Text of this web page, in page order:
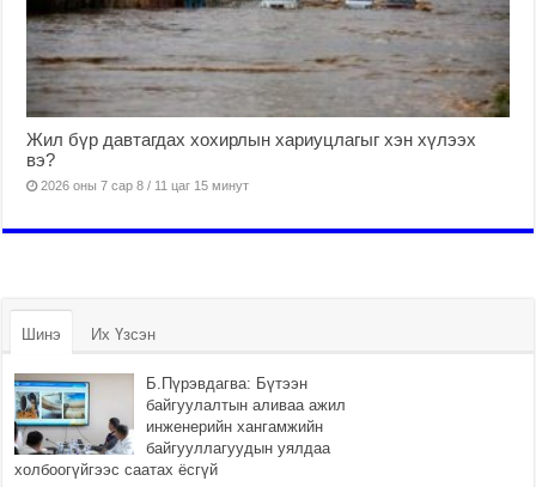
Жил бүр давтагдах хохирлын хариуцлагыг хэн хүлээх
вэ?
2026 оны 7 сар 8 / 11 цаг 15 минут
Шинэ Их Үзсэн
Б.Пүрэвдагва: Бүтээн
байгуулалтын аливаа ажил
инженерийн хангамжийн
байгууллагуудын уялдаа
холбоогүйгээс саатах ёсгүй